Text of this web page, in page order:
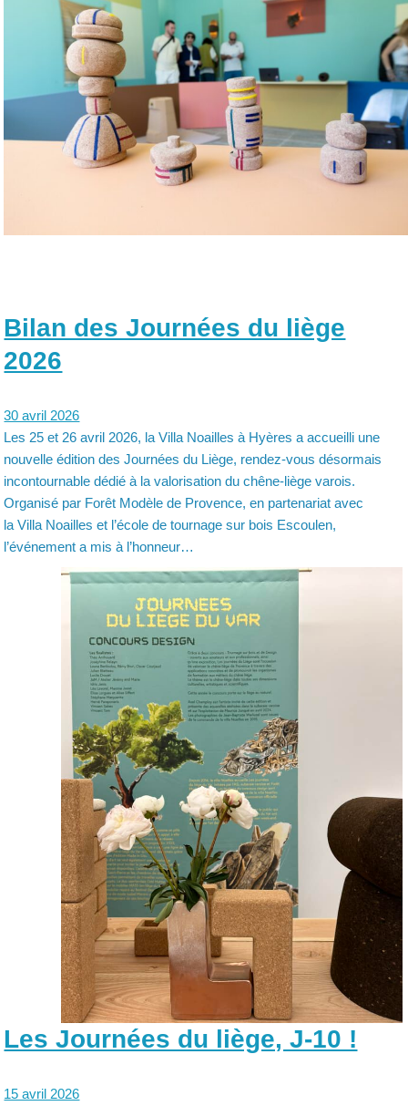
Bilan des Journées du liège
2026
30 avril 2026
Les 25 et 26 avril 2026, la Villa Noailles à Hyères a accueilli une
nouvelle édition des Journées du Liège, rendez-vous désormais
incontournable dédié à la valorisation du chêne-liège varois.
Organisé par Forêt Modèle de Provence, en partenariat avec
la Villa Noailles et l’école de tournage sur bois Escoulen,
l’événement a mis à l’honneur…
Les Journées du liège, J-10 !
15 avril 2026